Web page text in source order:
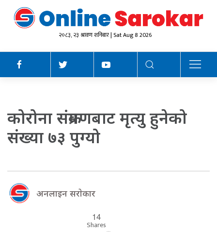
२०८३, २३ श्रावण शनिबार | Sat Aug 8 2026
कोरोना संक्रमणबाट मृत्यु हुनेको
संख्या ७३ पुग्यो
अनलाइन सराेकार
14
Shares